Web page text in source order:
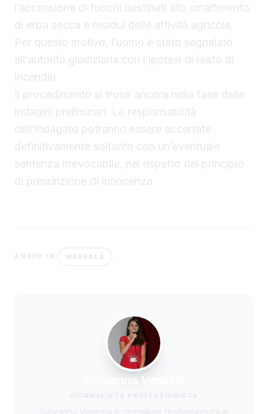
l’accensione di fuochi destinati allo smaltimento
di erba secca e residui delle attività agricole.
Per questo motivo, l’uomo è stato segnalato
all’autorità giudiziaria con l’ipotesi di reato di
incendio.
Il procedimento si trova ancora nella fase delle
indagini preliminari. Le responsabilità
dell’indagato potranno essere accertate
definitivamente soltanto con un’eventuale
sentenza irrevocabile, nel rispetto del principio
di presunzione di innocenza
ANCHE IN MARSALA
Giovanna Venezia